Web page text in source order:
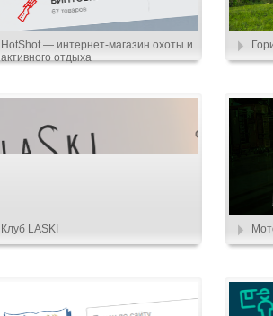
HotShot — интернет-магазин охоты и
активного отдыха
Клуб LASKI